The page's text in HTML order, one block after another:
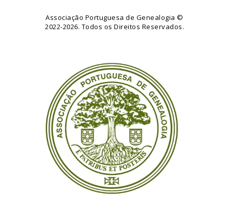
Associação Portuguesa de Genealogia©
2022-2026. Todos os Direitos Reservados.